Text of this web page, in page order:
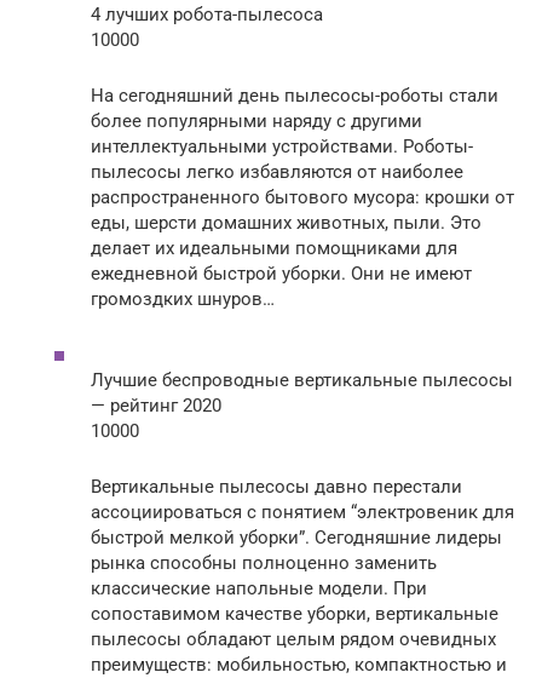
4 лучших робота-пылесоса
10000
На сегодняшний день пылесосы-роботы стали
более популярными наряду с другими
интеллектуальными устройствами. Роботы-
пылесосы легко избавляются от наиболее
распространенного бытового мусора: крошки от
еды, шерсти домашних животных, пыли. Это
делает их идеальными помощниками для
ежедневной быстрой уборки. Они не имеют
громоздких шнуров…
Лучшие беспроводные вертикальные пылесосы
— рейтинг 2020
10000
Вертикальные пылесосы давно перестали
ассоциироваться с понятием “электровеник для
быстрой мелкой уборки”. Сегодняшние лидеры
рынка способны полноценно заменить
классические напольные модели. При
сопоставимом качестве уборки, вертикальные
пылесосы обладают целым рядом очевидных
преимуществ: мобильностью, компактностью и